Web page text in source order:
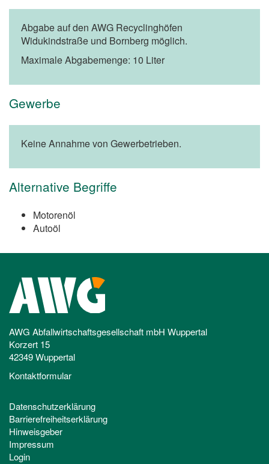
Abgabe auf den AWG Recyclinghöfen
Widukindstraße und Bornberg möglich.
Maximale Abgabemenge: 10 Liter
Gewerbe
Keine Annahme von Gewerbetrieben.
Alternative Begriffe
Motorenöl
Autoöl
AWG Abfallwirtschaftsgesellschaft mbH Wuppertal
Korzert 15
42349 Wuppertal
Kontaktformular
Datenschutzerklärung
Barrierefreiheitserklärung
Hinweisgeber
Impressum
Login